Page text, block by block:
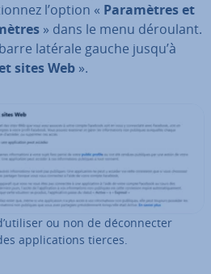
l’option « Pa­ra­mètres et
» dans le menu déroulant.
latérale gauche jusqu’à
sites Web ».
ou non de dé­con­nec­ter
ap­pli­ca­tions tierces.